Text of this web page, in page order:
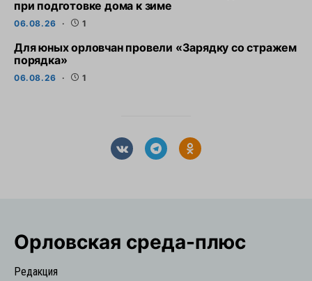
при подготовке дома к зиме
06.08.26 1
Для юных орловчан провели «Зарядку со стражем
порядка»
06.08.26 1
Орловская cреда-плюс
Редакция